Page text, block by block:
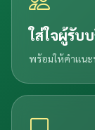
ใส่ใจผู้รับ
พร้อมให้คำแน